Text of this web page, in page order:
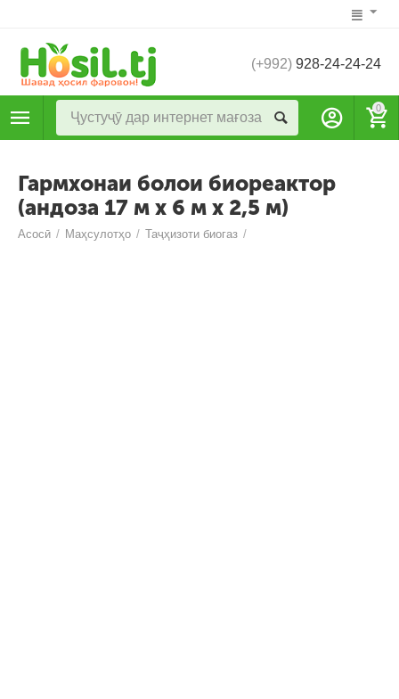
(+992) 928-24-24-24
0
Гармхонаи болои биореактор
(андоза 17 м х 6 м х 2,5 м)
Асосӣ / Маҳсулотҳо / Таҷҳизоти биогаз /